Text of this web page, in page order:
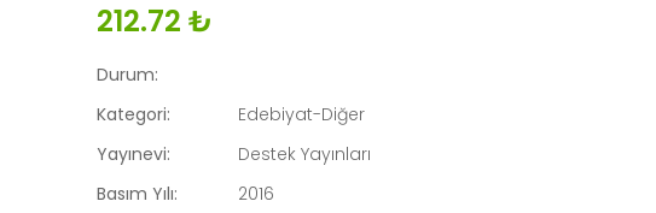
212.72 ₺
Durum:
Kategori:
Edebiyat-Diğer
Yayınevi:
Destek Yayınları
Basım Yılı:
2016